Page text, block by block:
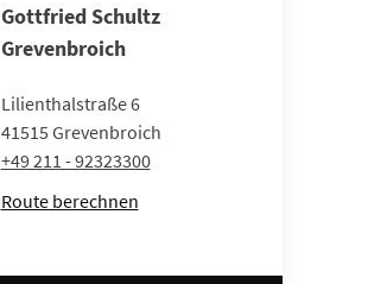
Gottfried Schultz
Grevenbroich
Lilienthalstraße 6
41515 Grevenbroich
+49 211 - 92323300
Route berechnen